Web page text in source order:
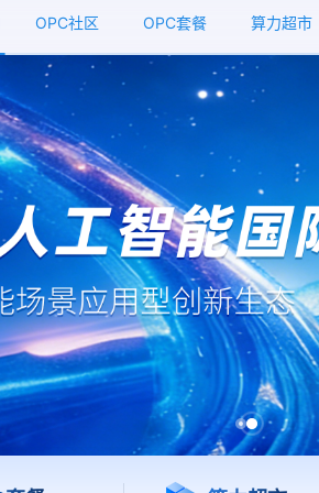
OPC社区 OPC套餐 算力超市